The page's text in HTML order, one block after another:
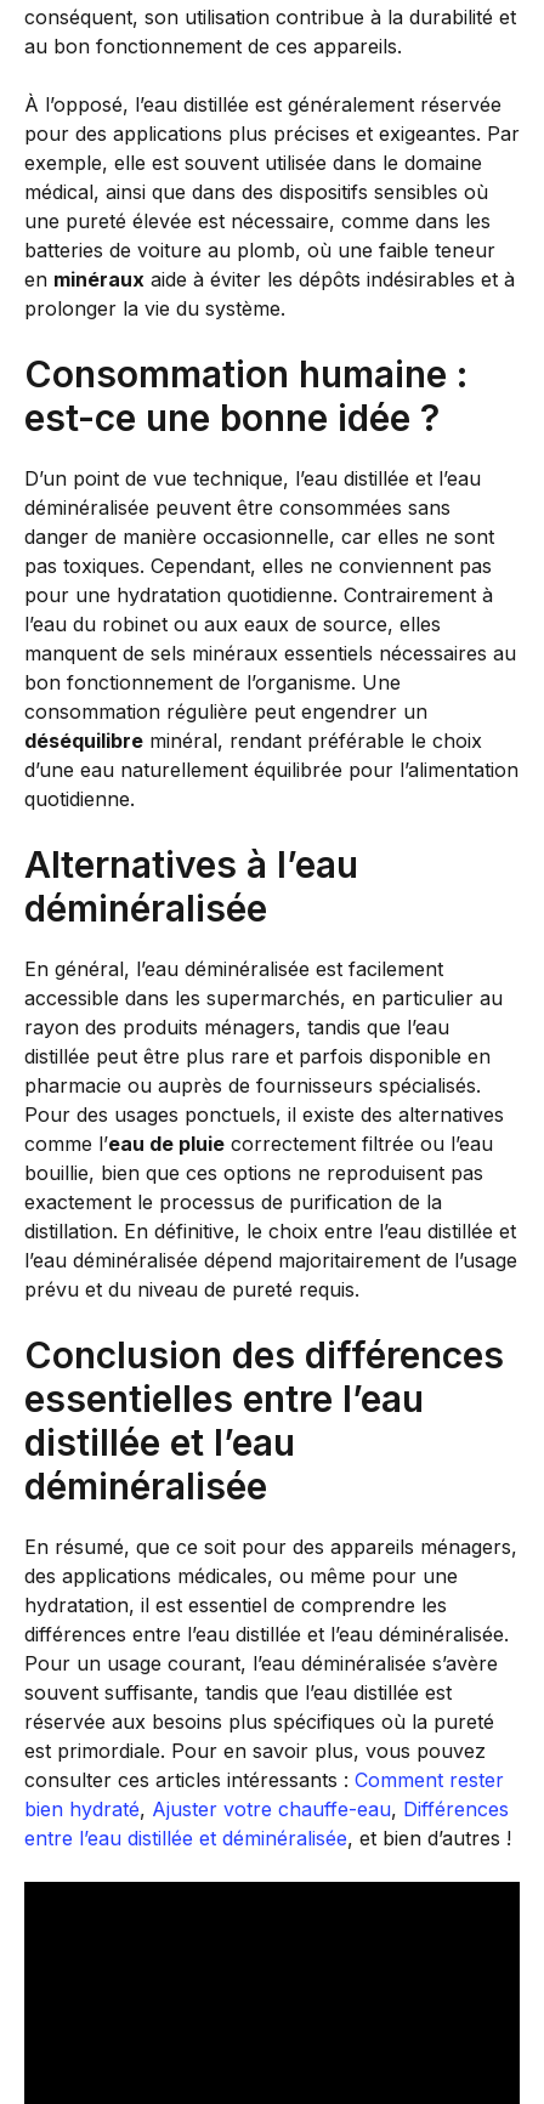
conséquent, son utilisation contribue à la durabilité et
au bon fonctionnement de ces appareils.
À l’opposé, l’eau distillée est généralement réservée
pour des applications plus précises et exigeantes. Par
exemple, elle est souvent utilisée dans le domaine
médical, ainsi que dans des dispositifs sensibles où
une pureté élevée est nécessaire, comme dans les
batteries de voiture au plomb, où une faible teneur
en minéraux aide à éviter les dépôts indésirables et à
prolonger la vie du système.
Consommation humaine :
est-ce une bonne idée ?
D’un point de vue technique, l’eau distillée et l’eau
déminéralisée peuvent être consommées sans
danger de manière occasionnelle, car elles ne sont
pas toxiques. Cependant, elles ne conviennent pas
pour une hydratation quotidienne. Contrairement à
l’eau du robinet ou aux eaux de source, elles
manquent de sels minéraux essentiels nécessaires au
bon fonctionnement de l’organisme. Une
consommation régulière peut engendrer un
déséquilibre minéral, rendant préférable le choix
d’une eau naturellement équilibrée pour l’alimentation
quotidienne.
Alternatives à l’eau
déminéralisée
En général, l’eau déminéralisée est facilement
accessible dans les supermarchés, en particulier au
rayon des produits ménagers, tandis que l’eau
distillée peut être plus rare et parfois disponible en
pharmacie ou auprès de fournisseurs spécialisés.
Pour des usages ponctuels, il existe des alternatives
comme l’eau de pluie correctement filtrée ou l’eau
bouillie, bien que ces options ne reproduisent pas
exactement le processus de purification de la
distillation. En définitive, le choix entre l’eau distillée et
l’eau déminéralisée dépend majoritairement de l’usage
prévu et du niveau de pureté requis.
Conclusion des différences
essentielles entre l’eau
distillée et l’eau
déminéralisée
En résumé, que ce soit pour des appareils ménagers,
des applications médicales, ou même pour une
hydratation, il est essentiel de comprendre les
différences entre l’eau distillée et l’eau déminéralisée.
Pour un usage courant, l’eau déminéralisée s’avère
souvent suffisante, tandis que l’eau distillée est
réservée aux besoins plus spécifiques où la pureté
est primordiale. Pour en savoir plus, vous pouvez
consulter ces articles intéressants : Comment rester
bien hydraté, Ajuster votre chauffe-eau, Différences
entre l’eau distillée et déminéralisée, et bien d’autres !